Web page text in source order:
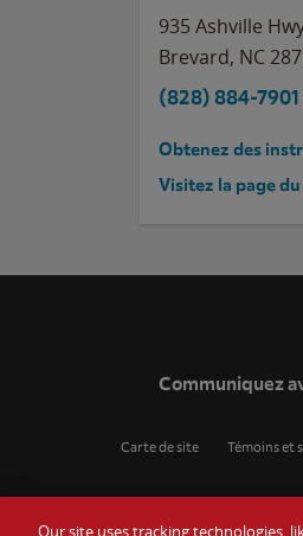
935 Ashville
Brevard, NC
(828) 884-7901
Obtenez des
Visitez la page
Communiquez
Carte de site Témoins et
Our site uses tracking technologies,